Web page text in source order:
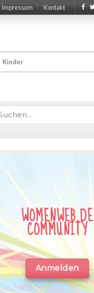
Impressum Kontakt
Kinder
WOMENWEB.DE
COMMUNITY
Anmelden